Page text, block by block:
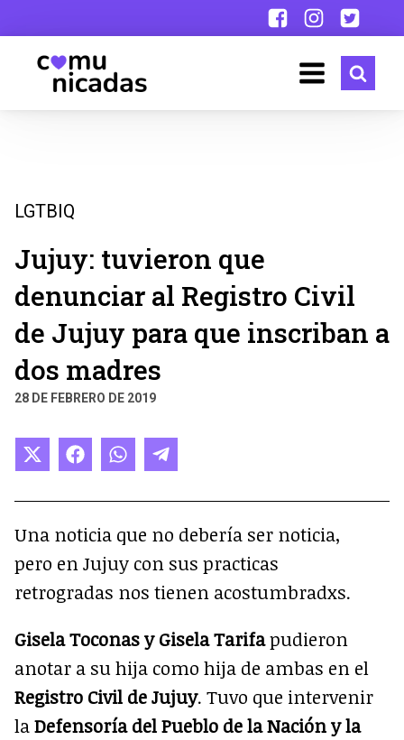
LGTBIQ
Jujuy: tuvieron que
denunciar al Registro Civil
de Jujuy para que inscriban a
dos madres
28 DE FEBRERO DE 2019
Compartir
X
Compartir
Facebook
Compartir
WhatsApp
Compartir
Telegram
Una noticia que no debería ser noticia,
pero en Jujuy con sus practicas
retrogradas nos tienen acostumbradxs.
Gisela Toconas y Gisela Tarifapudieron
anotar a su hija como hija de ambas en el
Registro Civil de Jujuy. Tuvo que intervenir
laDefensoría del Pueblo de la Nación y la